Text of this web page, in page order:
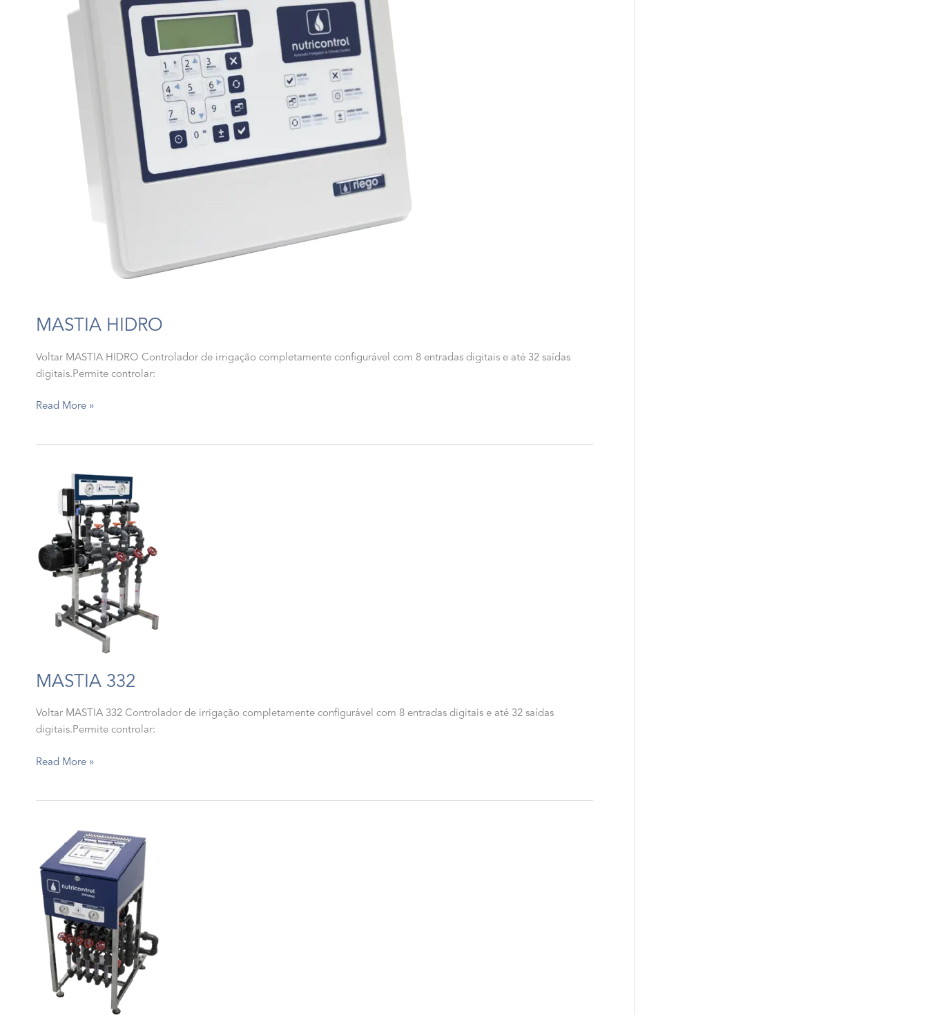
MASTIA HIDRO
Voltar MASTIA HIDRO Controlador de irrigação completamente configurável com 8 entradas digitais e até 32 saídas
digitais.Permite controlar:
MASTIA
Read More »
MASTIA 332
Voltar MASTIA 332 Controlador de irrigação completamente configurável com 8 entradas digitais e até 32 saídas
digitais.Permite controlar:
MASTIA
Read More »